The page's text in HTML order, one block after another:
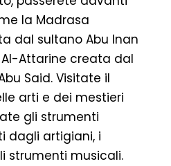
la Madrasa
dal sultano Abu Inan
Al-Attarine creata dal
Said. Visitate il
arti e dei mestieri
gli strumenti
dagli artigiani, i
strumenti musicali.